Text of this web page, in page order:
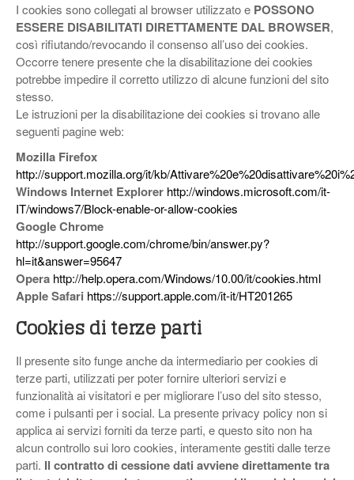
I cookies sono collegati al browser utilizzato e POSSONO
ESSERE DISABILITATI DIRETTAMENTE DAL BROWSER,
così rifiutando/revocando il consenso all’uso dei cookies.
Occorre tenere presente che la disabilitazione dei cookies
potrebbe impedire il corretto utilizzo di alcune funzioni del sito
stesso.
Le istruzioni per la disabilitazione dei cookies si trovano alle
seguenti pagine web:
Mozilla Firefox
http://support.mozilla.org/it/kb/
Windows Internet Explorer http://windows.microsoft.com/it-
IT/windows7/Block-enable-or-allow-cookies
Google Chrome
http://support.google.com/chrome/bin/answer.py?
hl=it&answer=95647
Opera http://help.opera.com/Windows/10.00/it/cookies.html
Apple Safari https://support.apple.com/it-it/HT201265
Cookies di terze parti
Il presente sito funge anche da intermediario per cookies di
terze parti, utilizzati per poter fornire ulteriori servizi e
funzionalità ai visitatori e per migliorare l’uso del sito stesso,
come i pulsanti per i social. La presente privacy policy non si
applica ai servizi forniti da terze parti, e questo sito non ha
alcun controllo sui loro cookies, interamente gestiti dalle terze
parti. Il contratto di cessione dati avviene direttamente tra